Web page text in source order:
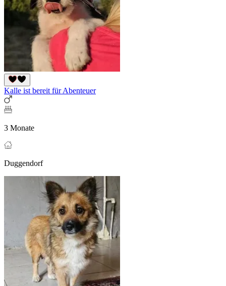
Kalle ist bereit für Abenteuer
3 Monate
Duggendorf